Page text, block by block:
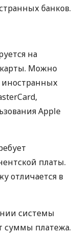
банков.
на
Можно
иностранных
Apple
платы.
отличается в
системы
суммы платежа.